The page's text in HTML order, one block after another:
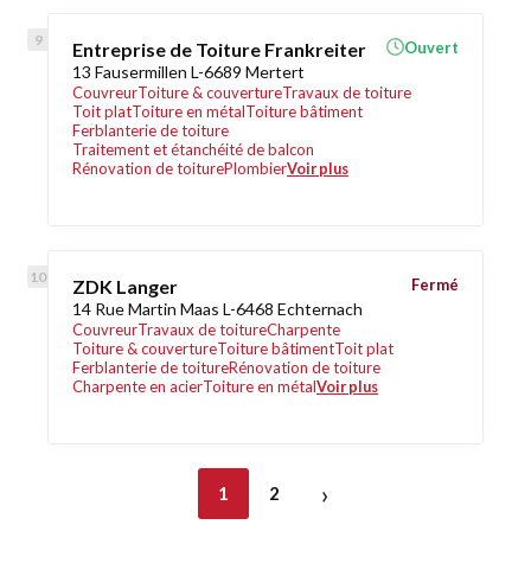
Entreprise de Toiture Frankreiter
13 Fausermillen L-6689 Mertert
CouvreurToiture & couvertureTravaux de toiture
Toit platToiture en métalToiture bâtiment
Ferblanterie de toiture
Traitement et étanchéité de balcon
Rénovation de toiturePlombierVoir plus
Ouvert
ZDK Langer
14 Rue Martin Maas L-6468 Echternach
CouvreurTravaux de toitureCharpente
Toiture & couvertureToiture bâtimentToit plat
Ferblanterie de toitureRénovation de toiture
Charpente en acierToiture en métalVoir plus
Fermé
1 2 ›